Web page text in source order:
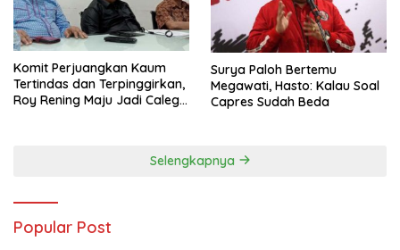
Komit Perjuangkan Kaum
Tertindas dan Terpinggirkan,
Roy Rening Maju Jadi Caleg
Surya Paloh Bertemu
Megawati, Hasto: Kalau Soal
Capres Sudah Beda
Selengkapnya
Popular Post